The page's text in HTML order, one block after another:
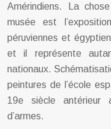
Amérindiens. La
musée est
péruviennes et
et il représente
nationaux.
peintures de l’école
19e siècle antérieur
d’armes.